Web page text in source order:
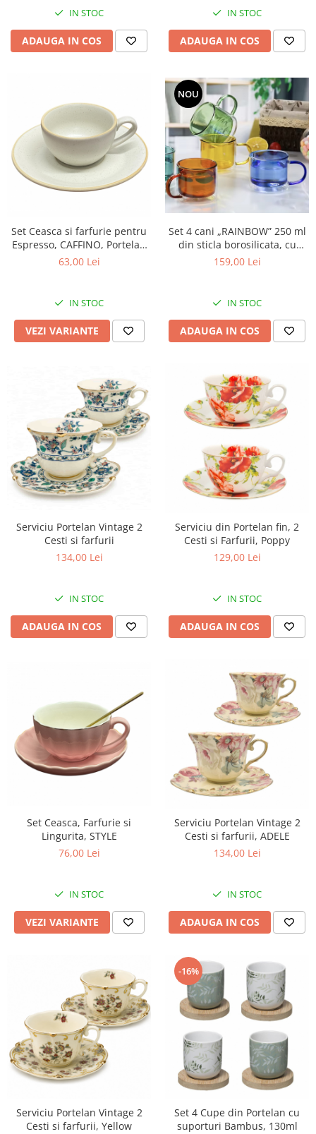
IN STOC
ADAUGA IN COS
IN STOC
ADAUGA IN COS
Set Ceasca si farfurie pentru
Espresso, CAFFINO, Portelan
cu aspect mat, 80 ml
63,00 Lei
IN STOC
VEZI VARIANTE
NOU
Set 4 cani „RAINBOW” 250 ml
din sticla borosilicata, cu
perete dublu, multicolor
159,00 Lei
IN STOC
ADAUGA IN COS
Serviciu Portelan Vintage 2
Cesti si farfurii
134,00 Lei
IN STOC
ADAUGA IN COS
Serviciu din Portelan fin, 2
Cesti si Farfurii, Poppy
129,00 Lei
IN STOC
ADAUGA IN COS
Set Ceasca, Farfurie si
Lingurita, STYLE
76,00 Lei
IN STOC
VEZI VARIANTE
Serviciu Portelan Vintage 2
Cesti si farfurii, ADELE
134,00 Lei
IN STOC
ADAUGA IN COS
Serviciu Portelan Vintage 2
Cesti si farfurii, Yellow
-16%
Set 4 Cupe din Portelan cu
suporturi Bambus, 130ml